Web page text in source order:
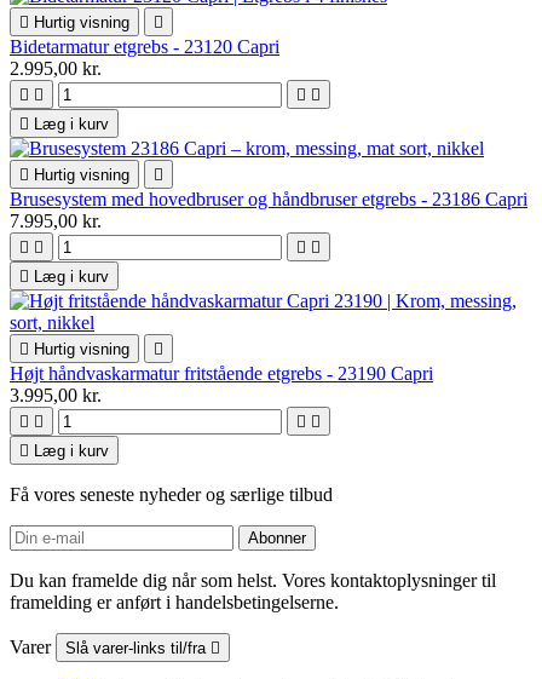
 Hurtig visning 
Bidetarmatur etgrebs - 23120 Capri
2.995,00 kr.
   

Læg i kurv
 Hurtig visning 
Brusesystem med hovedbruser og håndbruser etgrebs - 23186 Capri
7.995,00 kr.
   

Læg i kurv
 Hurtig visning 
Højt håndvaskarmatur fritstående etgrebs - 23190 Capri
3.995,00 kr.
   

Læg i kurv
Få vores seneste nyheder og særlige tilbud
Du kan framelde dig når som helst. Vores kontaktoplysninger til
framelding er anført i handelsbetingelserne.
Varer Slå varer-links til/fra 